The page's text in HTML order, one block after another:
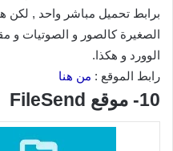
برابط تحميل مباشر واحد , لكن
الوورد و هكذا.
رابط الموقع : من هنا
10- موقع FileSend